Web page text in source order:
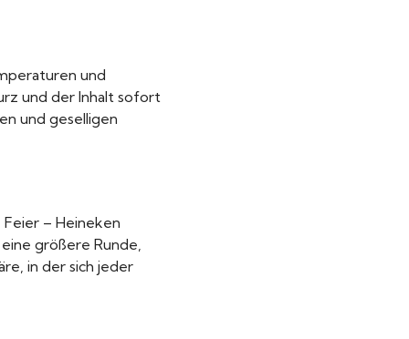
und
und der Inhalt sofort
und geselligen
– Heineken
größere Runde,
in der sich jeder